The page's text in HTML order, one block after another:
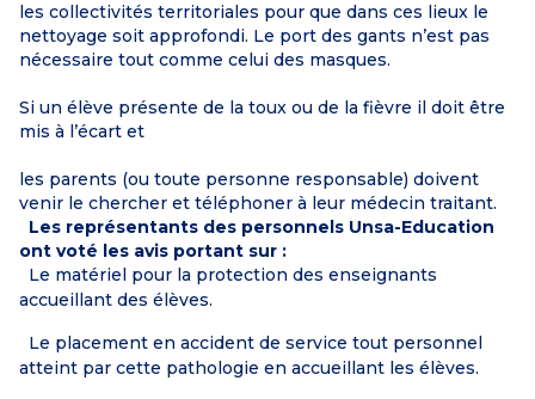
les collectivités territoriales pour que dans ces lieux le
nettoyage soit approfondi. Le port des gants n’est pas
nécessaire tout comme celui des masques.
Si un élève présente de la toux ou de la fièvre il doit être
mis à l’écart et
les parents (ou toute personne responsable) doivent
venir le chercher et téléphoner à leur médecin traitant.
Les représentants des personnels Unsa-Education
ont voté les avis portant sur :
Le matériel pour la protection des enseignants
accueillant des élèves.
Le placement en accident de service tout personnel
atteint par cette pathologie en accueillant les élèves.